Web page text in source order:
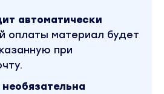
всего курса вы сможете
по любой из
тем. Кроме того, вы
новых слов и будете
в разговорной
автоматически
оплаты материал будет
при
необязательна